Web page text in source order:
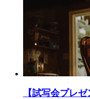
【試写会プレ